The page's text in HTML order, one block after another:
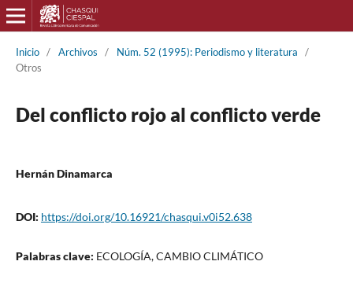
Inicio / Archivos / Núm. 52 (1995): Periodismo y literatura
/
Otros
Del conflicto rojo al conflicto verde
Hernán Dinamarca
DOI: https://doi.org/10.16921/chasqui.v0i52.638
Palabras clave: ECOLOGÍA, CAMBIO CLIMÁTICO